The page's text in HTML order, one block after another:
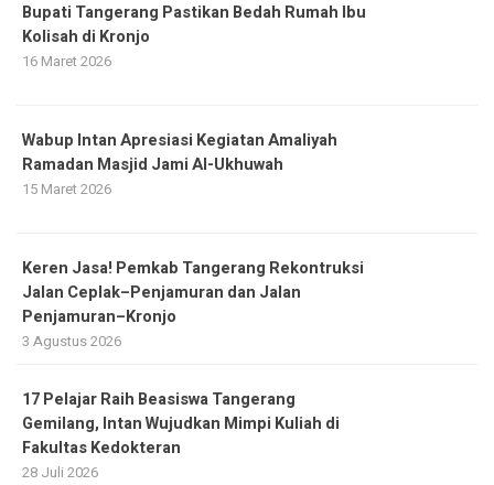
Bupati Tangerang Pastikan Bedah Rumah Ibu
Kolisah di Kronjo
16 Maret 2026
Wabup Intan Apresiasi Kegiatan Amaliyah
Ramadan Masjid Jami Al-Ukhuwah
15 Maret 2026
Keren Jasa! Pemkab Tangerang Rekontruksi
Jalan Ceplak–Penjamuran dan Jalan
Penjamuran–Kronjo
3 Agustus 2026
17 Pelajar Raih Beasiswa Tangerang
Gemilang, Intan Wujudkan Mimpi Kuliah di
Fakultas Kedokteran
28 Juli 2026